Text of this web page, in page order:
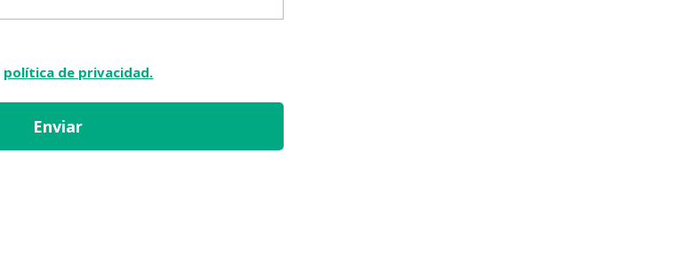
política de privacidad.